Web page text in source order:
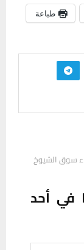
طباعة
سوق الشيوخ
في أحد